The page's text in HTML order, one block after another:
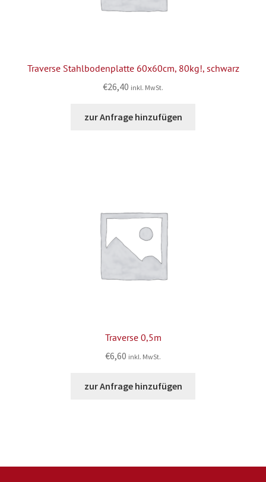
Traverse Stahlbodenplatte 60x60cm, 80kg!, schwarz
€26,40 inkl. MwSt.
zur Anfrage hinzufügen
Traverse 0,5m
€6,60 inkl. MwSt.
zur Anfrage hinzufügen